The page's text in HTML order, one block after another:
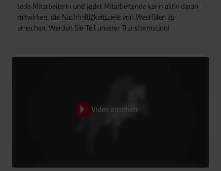
Video ansehen
Jede Mitarbeiterin und jeder Mitarbeitende kann aktiv daran
mitwirken, die Nachhaltigkeitsziele von Westfalen zu
erreichen. Werden Sie Teil unserer Transformation!